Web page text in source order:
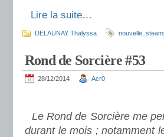
Lire la suite…
DELAUNAY Thalyssa nouvelle
Rond de Sorcière #53
28/12/2014 Acr0
Le Rond de Sorcière me
durant le mois ; notamment